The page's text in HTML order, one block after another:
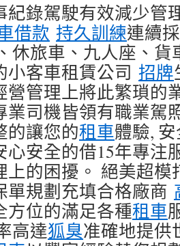
紀錄駕駛有效減少管
借款 持久訓練連續
休旅車、九人座、貨
小客車租賃公司 招牌
營管理上將此繁瑣的
業司機皆領有職業駕
的讓您的租車體驗,
心安全的借15年專注
上的困擾。 絕美超
單規劃充填合格廠商
方位的滿足各種租車
高達狐臭准確地提供